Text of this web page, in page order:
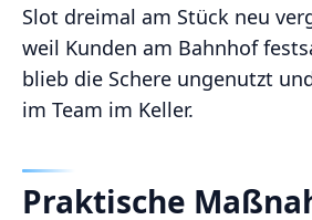
Slot dreimal am Stück neu
weil Kunden am Bahnhof
blieb die Schere ungenutzt
im Team im Keller.
Praktische